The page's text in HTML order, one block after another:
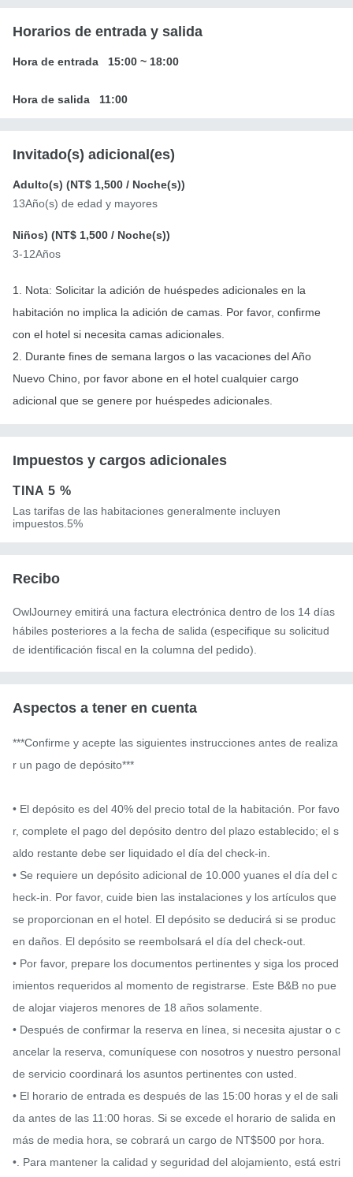
Horarios de entrada y salida
Hora de entrada 15:00 ~ 18:00
Hora de salida 11:00
Invitado(s) adicional(es)
Adulto(s) (NT$ 1,500 / Noche(s))
13Año(s) de edad y mayores
Niños) (NT$ 1,500 / Noche(s))
3-12Años
1. Nota: Solicitar la adición de huéspedes adicionales en la
habitación no implica la adición de camas. Por favor, confirme
con el hotel si necesita camas adicionales.
2. Durante fines de semana largos o las vacaciones del Año
Nuevo Chino, por favor abone en el hotel cualquier cargo
adicional que se genere por huéspedes adicionales.
Impuestos y cargos adicionales
TINA 5 %
Las tarifas de las habitaciones generalmente incluyen
impuestos.5%
Recibo
OwlJourney emitirá una factura electrónica dentro de los 14 días
hábiles posteriores a la fecha de salida (especifique su solicitud
de identificación fiscal en la columna del pedido).
Aspectos a tener en cuenta
***Confirme y acepte las siguientes instrucciones antes de realiza
r un pago de depósito***
• El depósito es del 40% del precio total de la habitación. Por favo
r, complete el pago del depósito dentro del plazo establecido; el s
aldo restante debe ser liquidado el día del check-in.
• Se requiere un depósito adicional de 10.000 yuanes el día del c
heck-in. Por favor, cuide bien las instalaciones y los artículos que
se proporcionan en el hotel. El depósito se deducirá si se produc
en daños. El depósito se reembolsará el día del check-out.
• Por favor, prepare los documentos pertinentes y siga los proced
imientos requeridos al momento de registrarse. Este B&B no pue
de alojar viajeros menores de 18 años solamente.
• Después de confirmar la reserva en línea, si necesita ajustar o c
ancelar la reserva, comuníquese con nosotros y nuestro personal
de servicio coordinará los asuntos pertinentes con usted.
• El horario de entrada es después de las 15:00 horas y el de sali
da antes de las 11:00 horas. Si se excede el horario de salida en
más de media hora, se cobrará un cargo de NT$500 por hora.
•. Para mantener la calidad y seguridad del alojamiento, está estri